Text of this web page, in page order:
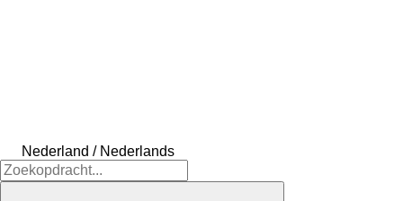
Nederland / Nederlands